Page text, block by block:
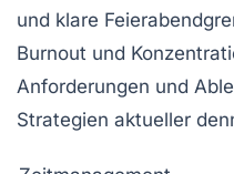
und klare
Burnout und
Anforderungen und
Strategien aktueller